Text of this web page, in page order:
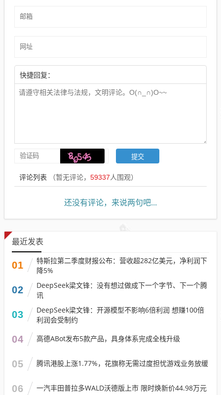
快捷回复：
评论列表 （暂无评论， 59337人围观）
还没有评论，来说两句吧...
最近发表
01
特斯拉第二季度财报公布：营收超282亿美元，净利润下
降5%
02
DeepSeek梁文锋：没有想过做成下一个字节、下一个腾
讯
03
DeepSeek梁文锋：开源模型不影响6倍利润 想赚100倍
利润会受制约
04 高德ABot发布5款产品，具身体系完成全栈升级
05 腾讯港股上涨1.77%，花旗称无需过度担忧游戏业务放缓
06 一汽丰田普拉多WALD沃德版上市 限时焕新价44.98万元